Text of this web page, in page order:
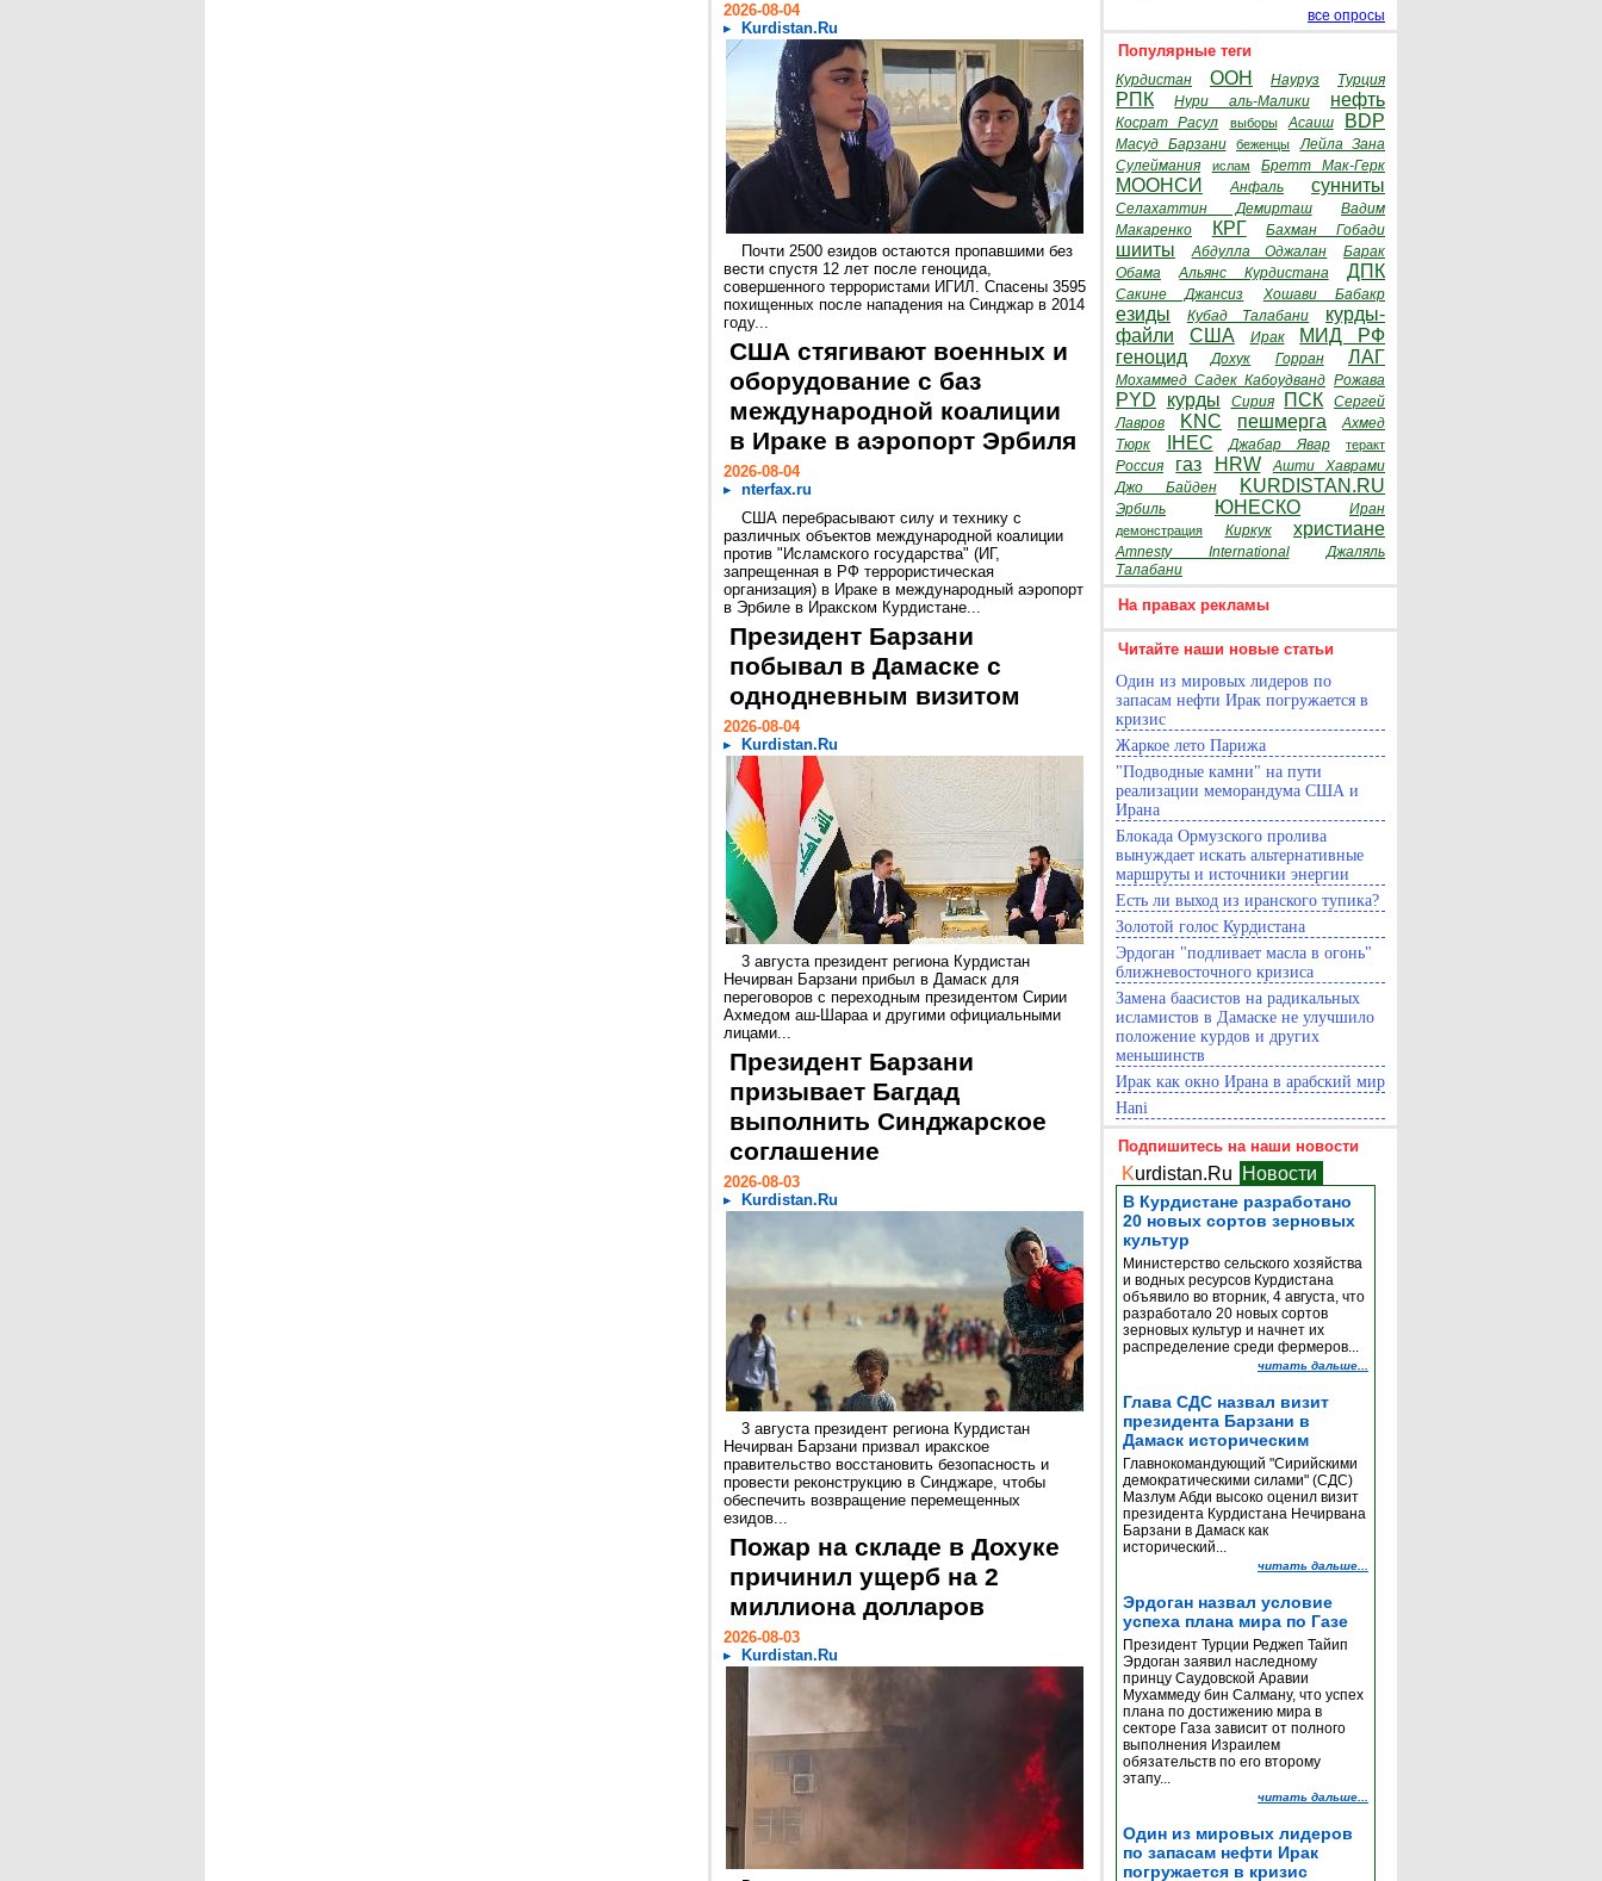
2026-08-04
Kurdistan.Ru
Почти 2500 езидов остаются пропавшими без
вести спустя 12 лет после геноцида,
совершенного террористами ИГИЛ. Спасены 3595
похищенных после нападения на Синджар в 2014
году...
США стягивают военных и
оборудование с баз
международной коалиции
в Ираке в аэропорт Эрбиля
2026-08-04
nterfax.ru
США перебрасывают силу и технику с
различных объектов международной коалиции
против "Исламского государства" (ИГ,
запрещенная в РФ террористическая
организация) в Ираке в международный аэропорт
в Эрбиле в Иракском Курдистане...
Президент Барзани
побывал в Дамаске с
однодневным визитом
2026-08-04
Kurdistan.Ru
3 августа президент региона Курдистан
Нечирван Барзани прибыл в Дамаск для
переговоров с переходным президентом Сирии
Ахмедом аш-Шараа и другими официальными
лицами...
Президент Барзани
призывает Багдад
выполнить Синджарское
соглашение
2026-08-03
Kurdistan.Ru
3 августа президент региона Курдистан
Нечирван Барзани призвал иракское
правительство восстановить безопасность и
провести реконструкцию в Синджаре, чтобы
обеспечить возвращение перемещенных
езидов...
Пожар на складе в Дохуке
причинил ущерб на 2
миллиона долларов
2026-08-03
Kurdistan.Ru
все опросы
Популярные теги
Курдистан ООН Науруз Турция
РПК Нури аль-Малики нефть
Косрат Расул выборы Асаиш BDP
Масуд Барзани беженцы
Лейла Зана
Сулеймания
ислам Бретт Мак-Герк
МООНСИ Анфаль сунниты
Селахаттин Демирташ
Вадим
Макаренко
КРГ Бахман Гобади
шииты Абдулла Оджалан
Барак
Обама
Альянс Курдистана ДПК
Сакине Джансиз Хошави Бабакр
езиды Кубад Талабани
курды-
файли
США Ирак
МИД РФ
геноцид
Дохук Горран ЛАГ
Мохаммед Садек Кабоудванд Рожава
PYD курды Сирия ПСК
Сергей
Лавров
KNC пешмерга
Ахмед
Тюрк
IHEC Джабар Явар теракт
Россия газ HRW
Ашти Хаврами
Джо Байден
KURDISTAN.RU
Эрбиль ЮНЕСКО Иран
демонстрация Киркук христиане
Amnesty International
Джаляль
Талабани
На правах рекламы
Читайте наши новые статьи
Один из мировых лидеров по
запасам нефти Ирак погружается в
кризис
Жаркое лето Парижа
"Подводные камни" на пути
реализации меморандума США и
Ирана
Блокада Ормузского пролива
вынуждает искать альтернативные
маршруты и источники энергии
Есть ли выход из иранского тупика?
Золотой голос Курдистана
Эрдоган "подливает масла в огонь"
ближневосточного кризиса
Замена баасистов на радикальных
исламистов в Дамаске не улучшило
положение курдов и других
меньшинств
Ирак как окно Ирана в арабский мир
Hani
Подпишитесь на наши новости
Kurdistan.Ru Новости
В Курдистане разработано
20 новых сортов зерновых
культур
Министерство сельского хозяйства
и водных ресурсов Курдистана
объявило во вторник, 4 августа, что
разработало 20 новых сортов
зерновых культур и начнет их
распределение среди фермеров...
читать дальше...
Глава СДС назвал визит
президента Барзани в
Дамаск историческим
Главнокомандующий "Сирийскими
демократическими силами" (СДС)
Мазлум Абди высоко оценил визит
президента Курдистана Нечирвана
Барзани в Дамаск как
исторический...
читать дальше...
Эрдоган назвал условие
успеха плана мира по Газе
Президент Турции Реджеп Тайип
Эрдоган заявил наследному
принцу Саудовской Аравии
Мухаммеду бин Салману, что успех
плана по достижению мира в
секторе Газа зависит от полного
выполнения Израилем
обязательств по его второму
этапу...
читать дальше...
Один из мировых лидеров
по запасам нефти Ирак
погружается в кризис